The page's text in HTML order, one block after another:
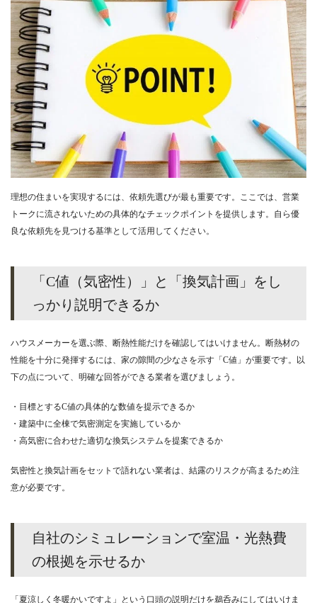
理想の住まいを実現するには、依頼先選びが最も重要です。ここでは、営業
トークに流されないための具体的なチェックポイントを提供します。自ら優
良な依頼先を見つける基準として活用してください。
「C値（気密性）」と「換気計画」をし
っかり説明できるか
ハウスメーカーを選ぶ際、断熱性能だけを確認してはいけません。断熱材の
性能を十分に発揮するには、家の隙間の少なさを示す「C値」が重要です。以
下の点について、明確な回答ができる業者を選びましょう。
・目標とするC値の具体的な数値を提示できるか
・建築中に全棟で気密測定を実施しているか
・高気密に合わせた適切な換気システムを提案できるか
気密性と換気計画をセットで語れない業者は、結露のリスクが高まるため注
意が必要です。
自社のシミュレーションで室温・光熱費
の根拠を示せるか
「夏涼しく冬暖かいですよ」という口頭の説明だけを鵜呑みにしてはいけま